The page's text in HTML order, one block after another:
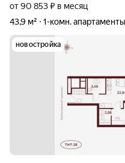
от 90 853 ₽ в месяц
43,9 м²
1-комн. апартаменты
новостройка